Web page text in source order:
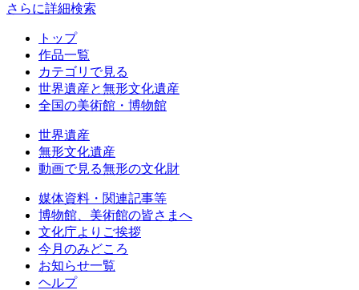
さらに詳細検索
トップ
作品一覧
カテゴリで見る
世界遺産と無形文化遺産
全国の美術館・博物館
世界遺産
無形文化遺産
動画で見る無形の文化財
媒体資料・関連記事等
博物館、美術館の皆さまへ
文化庁よりご挨拶
今月のみどころ
お知らせ一覧
ヘルプ